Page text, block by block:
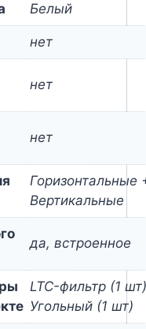
Белый
нет
нет
нет
Горизонтальные
Вертикальные
да, встроенное
LTC-фильтр (1
Угольный (1 шт)